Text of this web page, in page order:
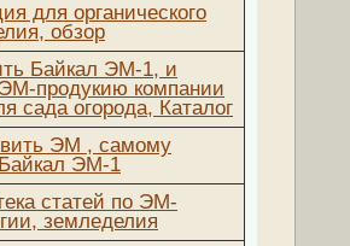
для органического
обзор
Байкал ЭМ-1, и
продукию компании
сада огорода, Каталог
ЭМ , самому
ЭМ-1
статей по ЭМ-
земледелия